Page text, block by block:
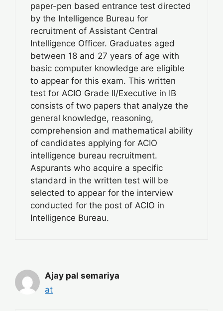
paper-pen based entrance test directed
by the Intelligence Bureau for
recruitment of Assistant Central
Intelligence Officer. Graduates aged
between 18 and 27 years of age with
basic computer knowledge are eligible
to appear for this exam. This written
test for ACIO Grade II/Executive in IB
consists of two papers that analyze the
general knowledge, reasoning,
comprehension and mathematical ability
of candidates applying for ACIO
intelligence bureau recruitment.
Aspurants who acquire a specific
standard in the written test will be
selected to appear for the interview
conducted for the post of ACIO in
Intelligence Bureau.
Ajay pal semariya
at